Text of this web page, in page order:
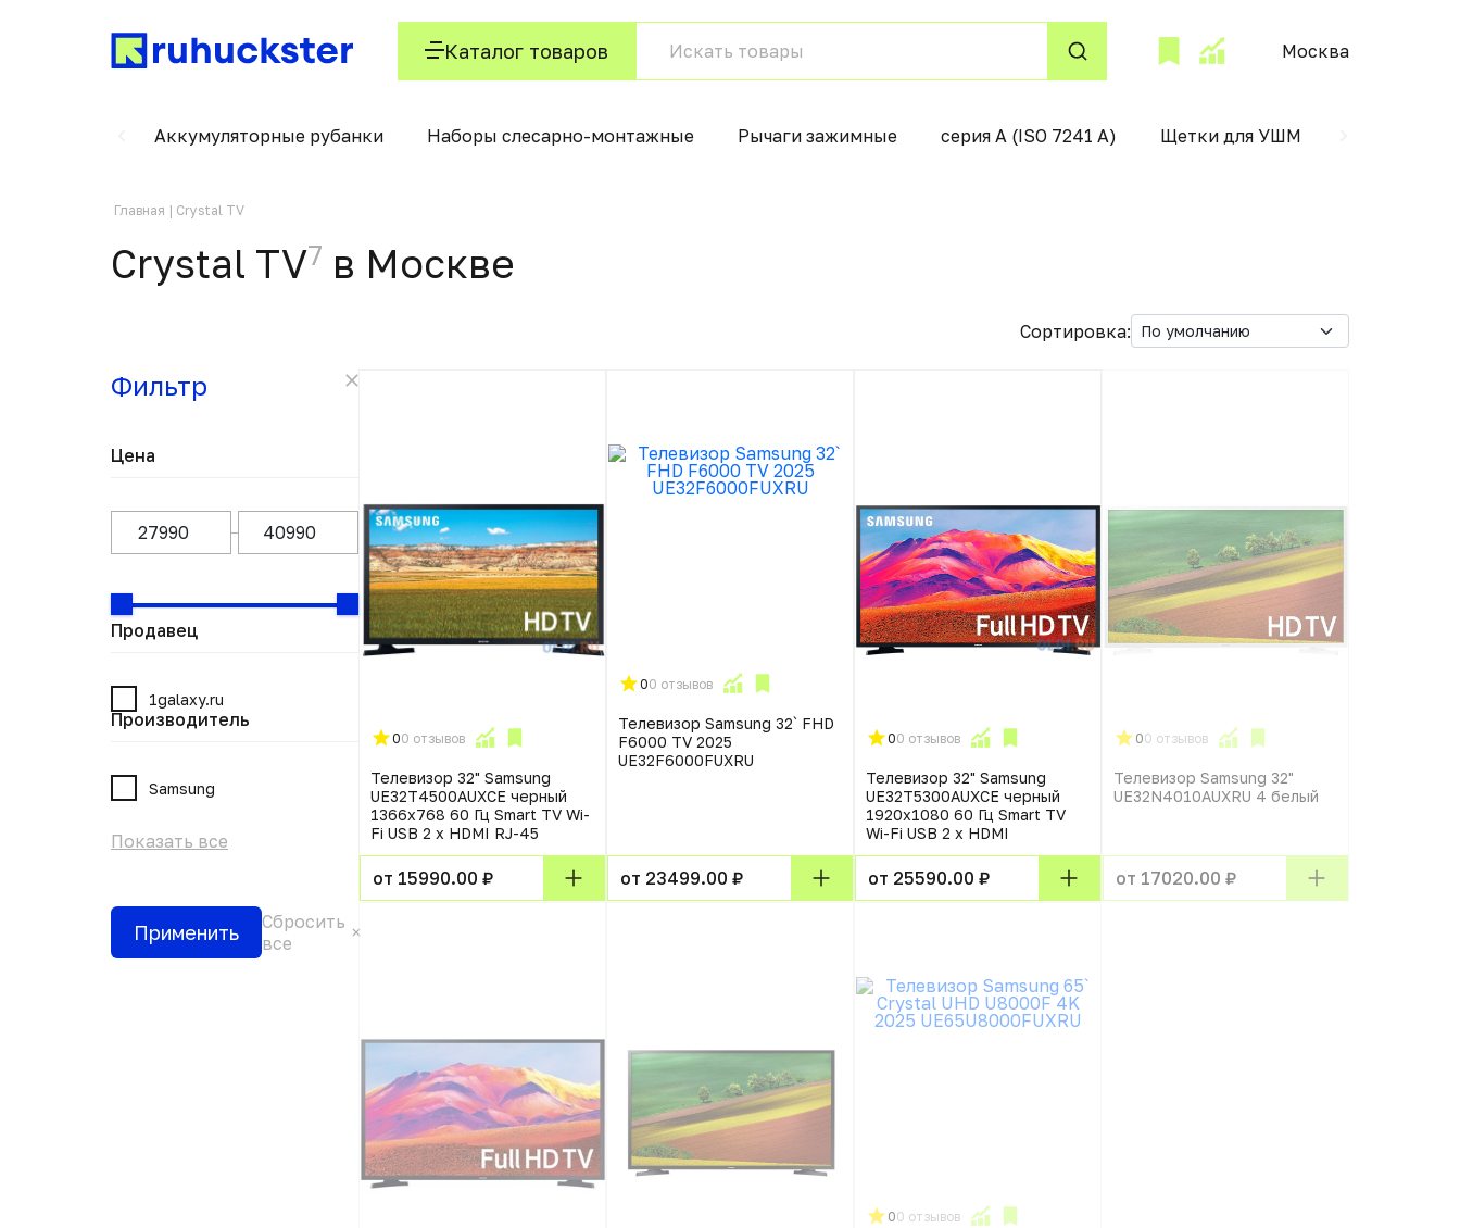
Каталог товаров Москва
Аккумуляторные рубанки Наборы слесарно-монтажные Рычаги зажимные серия А (ISO 7241 А) Щетки для УШМ
Главная Crystal TV
Crystal TV7 в Москвe
Сортировка:
Фильтр
Цена
Продавец
1galaxy.ru
Производитель
Samsung
Показать все
Применить
Сбросить
все
00 отзывов
Телевизор 32" Samsung
UE32T4500AUXCE черный
1366x768 60 Гц Smart TV Wi-
Fi USB 2 х HDMI RJ-45
от 15990.00 ₽
00 отзывов
Телевизор Samsung 32` FHD
F6000 TV 2025
UE32F6000FUXRU
от 23499.00 ₽
00 отзывов
Телевизор 32" Samsung
UE32T5300AUXCE черный
1920x1080 60 Гц Smart TV
Wi-Fi USB 2 х HDMI
от 25590.00 ₽
00 отзывов
Телевизор Samsung 32"
UE32N4010AUXRU 4 белый
от 17020.00 ₽
00 отзывов